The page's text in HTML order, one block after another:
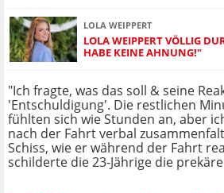
LOLA WEIPPERT
LOLA WEIPPERT VÖLLIG
HABE KEINE AHNUNG!"
"Ich fragte, was das soll & seine
'Entschuldigung'. Die restlichen
fühlten sich wie Stunden an, aber
nach der Fahrt verbal
Schiss, wie er während der Fahrt
schilderte die 23-Jährige die